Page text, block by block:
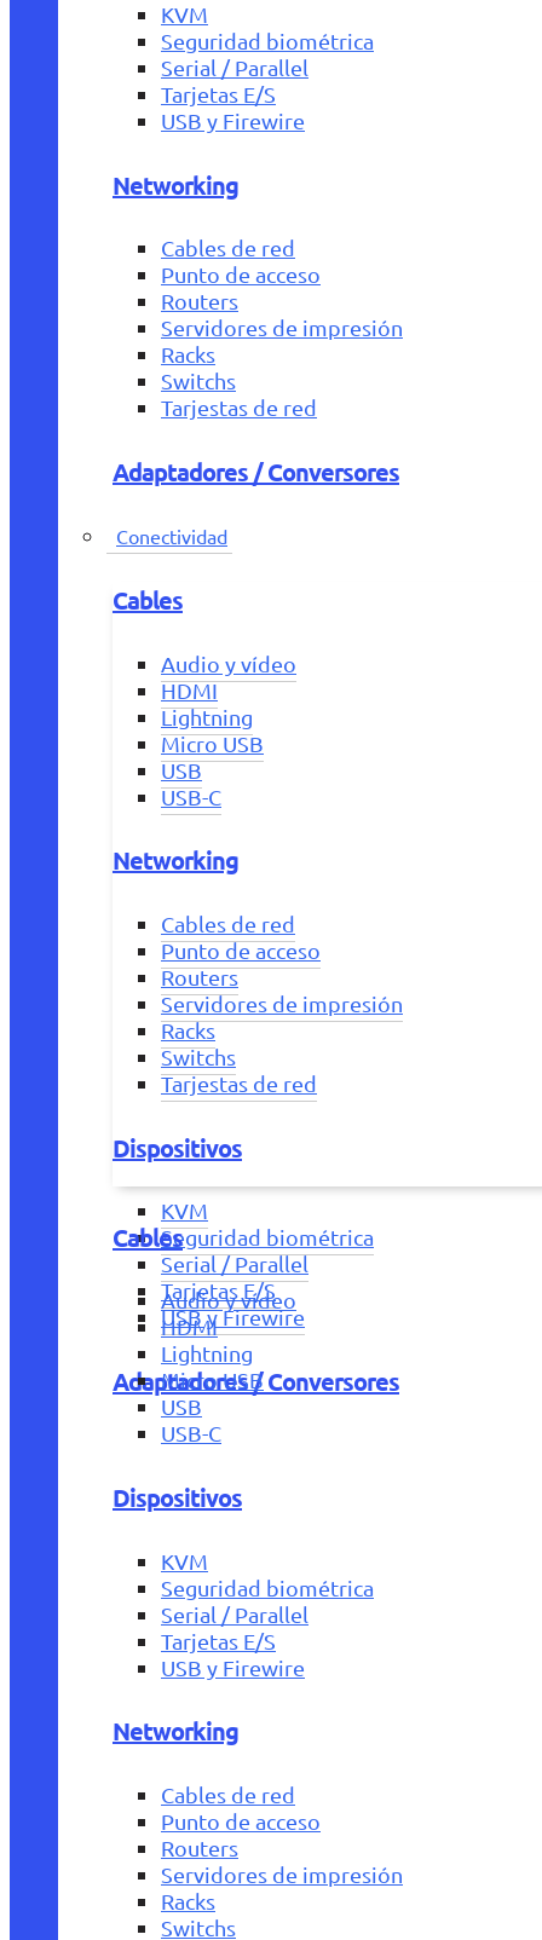
KVM
Seguridad biométrica
Serial / Parallel
Tarjetas E/S
USB y Firewire
Networking
Cables de red
Punto de acceso
Routers
Servidores de impresión
Racks
Switchs
Tarjestas de red
Adaptadores / Conversores
Conectividad
Cables
Audio y vídeo
HDMI
Lightning
Micro USB
USB
USB-C
Networking
Cables de red
Punto de acceso
Routers
Servidores de impresión
Racks
Switchs
Tarjestas de red
Dispositivos
KVM
Seguridad biométrica
Serial / Parallel
Tarjetas E/S
USB y Firewire
Adaptadores / Conversores
Cables
Audio y vídeo
HDMI
Lightning
Micro USB
USB
USB-C
Dispositivos
KVM
Seguridad biométrica
Serial / Parallel
Tarjetas E/S
USB y Firewire
Networking
Cables de red
Punto de acceso
Routers
Servidores de impresión
Racks
Switchs